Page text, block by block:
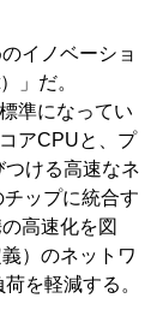
イノベーショ
」だ。
準になってい
アCPUと、プ
ける高速なネ
ップに統合す
高速化を図
）のネットワ
を軽減する。